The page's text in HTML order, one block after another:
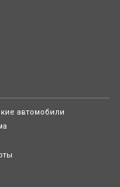
автомобили